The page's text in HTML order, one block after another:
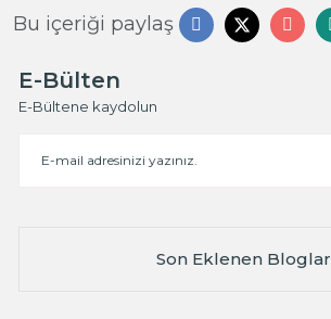
Bu içeriği paylaş
E-Bülten
E-Bültene kaydolun
Son Eklenen Bloglar